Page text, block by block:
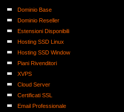
Dominio Base
Dominio Reseller
Estensioni Disponibili
Hosting SSD Linux
Hosting SSD Window
Piani Rivenditori
XVPS
Cloud Server
Certificati SSL
Email Professionale